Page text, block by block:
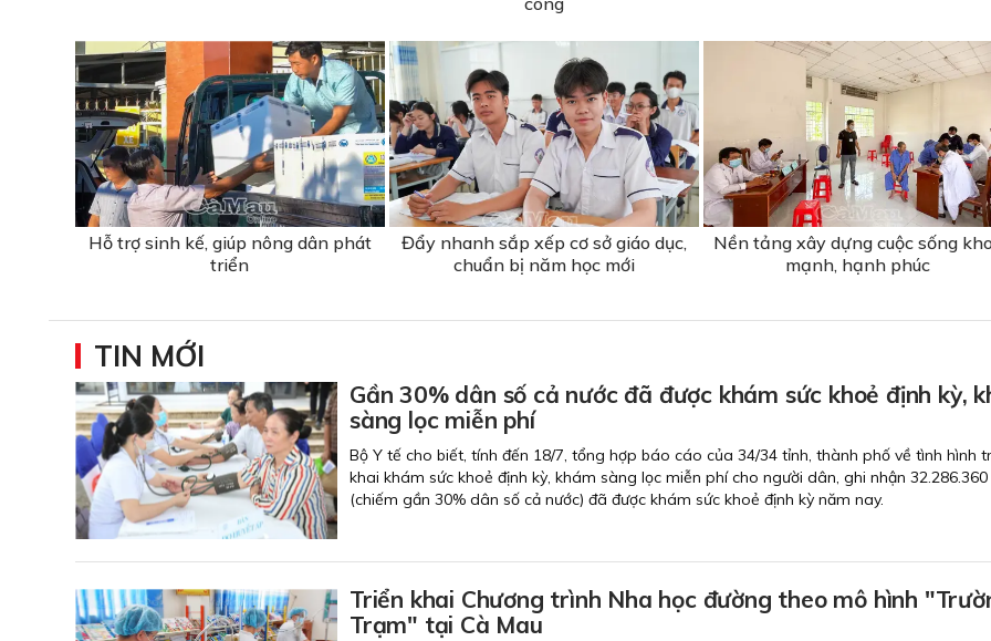
Hỗ trợ sinh kế, giúp nông dân phát
triển
Đẩy nhanh sắp xếp cơ sở giáo dục,
chuẩn bị năm học mới
Nền tảng xây dựng cuộc sống
mạnh, hạnh phúc
TIN MỚI
Gần 30% dân số cả nước đã được khám sức khoẻ định kỳ,
sàng lọc miễn phí
Bộ Y tế cho biết, tính đến 18/7, tổng hợp báo cáo của 34/34 tỉnh, thành phố về tình hình
khai khám sức khoẻ định kỳ, khám sàng lọc miễn phí cho người dân, ghi nhận
(chiếm gần 30% dân số cả nước) đã được khám sức khoẻ định kỳ năm nay.
Triển khai Chương trình Nha học đường theo mô hình
Trạm" tại Cà Mau